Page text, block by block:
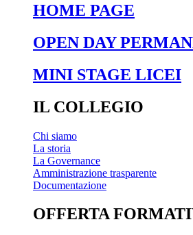
HOME PAGE
OPEN DAY
MINI STAGE LICEI
IL COLLEGIO
Chi siamo
La storia
La Governance
Amministrazione trasparente
Documentazione
OFFERTA